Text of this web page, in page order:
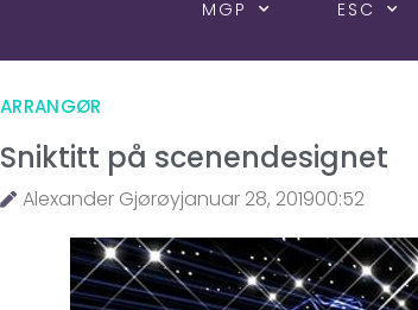
MGP ESC
ARRANGØR
Sniktitt på scenendesignet
Alexander Gjørøyjanuar 28, 201900:52